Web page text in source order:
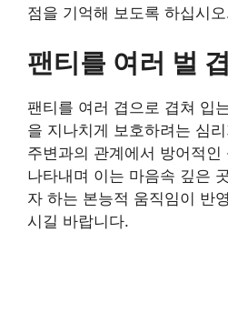
점을 기억해 보도록 하십시
팬티를 여러 벌
팬티를 여러 겹으로 겹쳐 입
을 지나치게 보호하려는 심
주변과의 관계에서 방어적
나타내며 이는 마음속 깊은
자 하는 본능적 움직임이 반
시길 바랍니다.